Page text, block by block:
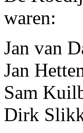
waren:
Jan van
Jan
Sam
Dirk